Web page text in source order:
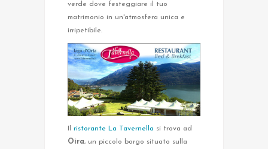
verde dove festeggiare il tuo
matrimonio in un'atmosfera unica e
irripetibile.
ristorante La Tavernella si trova ad
Oira, un piccolo borgo situato sulla